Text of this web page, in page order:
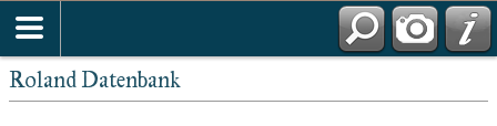
Roland Datenbank